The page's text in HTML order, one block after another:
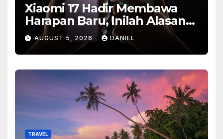
Xiaomi 17 Hadir Membawa
Harapan Baru, Inilah Alasan
Banyak Orang Menantikan
Ponsel Flagship Ini
AUGUST 5, 2026 DANIEL
TRAVEL